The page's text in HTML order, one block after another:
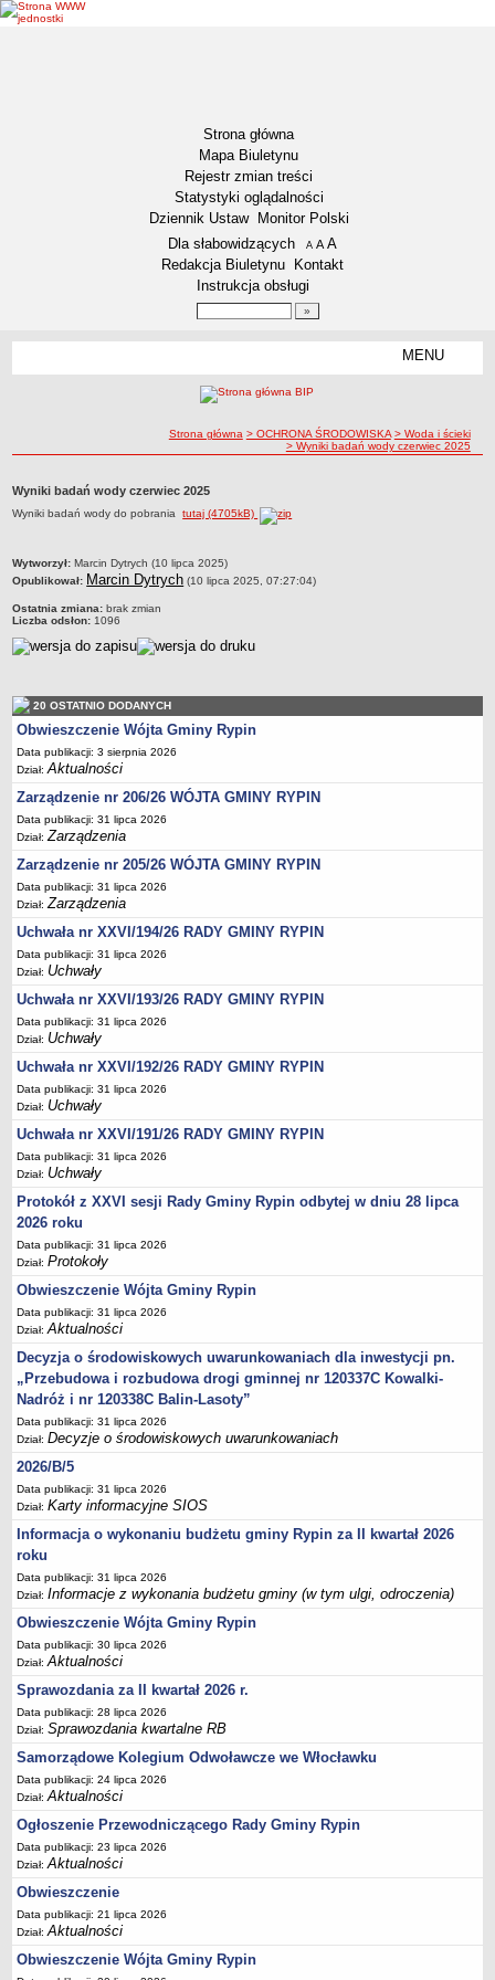
Strona główna
Mapa Biuletynu
Rejestr zmian treści
Statystyki oglądalności
Dziennik Ustaw
Monitor Polski
Menu dodatkowe
Dla słabowidzących A pomniejsz czcionkę
A standardowy rozmiar czcionki
A
Redakcja Biuletynu
Kontakt
Instrukcja obsługi
MENU
Lokalizacja
Insygnia gminy
Dane statystyczne
Związki i stowarzyszenia
Realizacja zadań publicznych
AKTUALNOŚCI I OGŁOSZENIA
URZĄD GMINY
Dane teleadresowe
Tabela informacyjna
Czas pracy urzędu
Nr konta bankowego, NIP, REGON
Pracownicy urzędu - urząd gminy
Pracownicy urzędu - baza magazynowo - warsztatowa
Kompetencje referatów
Regulamin organizacyjny
Regulamin naboru na wolne stanowiska urzędnicze
Ogłoszenia o naborze na wolne stanowiska urzędnicze
Lista kandydatów spełniających wymagania formalne w naborach na
wolne stanowiska urzędnicze
Wyniki naboru na wolne stanowiska urzędnicze
Petycje
Sygnaliści
Galeria
Raporty o stanie dostępności
Wnioski
WŁADZE I STRUKTURA
Struktura organizacyjna
Rada gminy
Wójt
Urząd gminy
Jednostki organizacyjne, GOPS, Instytucja kultury, OSP
Jednostki pomocnicze - sołectwa
Plan pracy komisji rewizyjnej
Sesje Rady Gminy Rypin
PRAWO LOKALNE
Statut
Strategia rozwoju
Uchwały
Projekty uchwał
Protokoły
Imienne wykazy głosowań radnych
Postać dokumentów
Akty Prawne, Dzienniki Ustaw, Monitory Polskie
Prawo miejscowe
Zarządzenia
Studium uwarunkowań i kierunków zagospodarowania
przestrzennego
Dane przestrzenne - MPZP
Stałe obwody głosowania, numery, granice oraz siedziby
obwodowych komisji wyborczych, opis granic okręgów wyborczych
Plan ogólny gminy Rypin
ścieżka nawigacji
Strona główna > OCHRONA ŚRODOWISKA > Woda i ścieki
> Wyniki badań wody czerwiec 2025
Wyniki badań wody czerwiec 2025
Wyniki badań wody do pobraniatutaj (4705kB)
metryczka
Wytworzył: Marcin Dytrych (10 lipca 2025)
Opublikował: Marcin Dytrych (10 lipca 2025, 07:27:04)
Ostatnia zmiana: brak zmian
Liczba odsłon: 1096
20 OSTATNIO DODANYCH
Obwieszczenie Wójta Gminy Rypin
Data publikacji: 3 sierpnia 2026
Dział:Aktualności
Zarządzenie nr 206/26 WÓJTA GMINY RYPIN
Data publikacji: 31 lipca 2026
Dział:Zarządzenia
Zarządzenie nr 205/26 WÓJTA GMINY RYPIN
Data publikacji: 31 lipca 2026
Dział:Zarządzenia
Uchwała nr XXVI/194/26 RADY GMINY RYPIN
Data publikacji: 31 lipca 2026
Dział: Uchwały
Uchwała nr XXVI/193/26 RADY GMINY RYPIN
Data publikacji: 31 lipca 2026
Dział: Uchwały
Uchwała nr XXVI/192/26 RADY GMINY RYPIN
Data publikacji: 31 lipca 2026
Dział: Uchwały
Uchwała nr XXVI/191/26 RADY GMINY RYPIN
Data publikacji: 31 lipca 2026
Dział: Uchwały
Protokół z XXVI sesji Rady Gminy Rypin odbytej w dniu 28 lipca
2026 roku
Data publikacji: 31 lipca 2026
Dział:Protokoły
Obwieszczenie Wójta Gminy Rypin
Data publikacji: 31 lipca 2026
Dział:Aktualności
Decyzja o środowiskowych uwarunkowaniach dla inwestycji pn.
„Przebudowa i rozbudowa drogi gminnej nr 120337C Kowalki-
Nadróż i nr 120338C Balin-Lasoty”
Data publikacji: 31 lipca 2026
Dział:Decyzje o środowiskowych uwarunkowaniach
2026/B/5
Data publikacji: 31 lipca 2026
Dział:Karty informacyjne SIOS
Informacja o wykonaniu budżetu gminy Rypin za II kwartał 2026
roku
Data publikacji: 31 lipca 2026
Dział:Informacje z wykonania budżetu gminy (w tym ulgi, odroczenia)
Obwieszczenie Wójta Gminy Rypin
Data publikacji: 30 lipca 2026
Dział:Aktualności
Sprawozdania za II kwartał 2026 r.
Data publikacji: 28 lipca 2026
Dział:Sprawozdania kwartalne RB
Samorządowe Kolegium Odwoławcze we Włocławku
Data publikacji: 24 lipca 2026
Dział:Aktualności
Ogłoszenie Przewodniczącego Rady Gminy Rypin
Data publikacji: 23 lipca 2026
Dział:Aktualności
Obwieszczenie
Data publikacji: 21 lipca 2026
Dział:Aktualności
Obwieszczenie Wójta Gminy Rypin